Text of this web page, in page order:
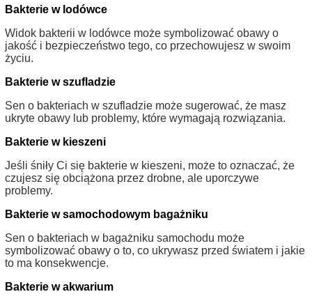
Bakterie w lodówce
Widok bakterii w lodówce może symbolizować obawy o
jakość i bezpieczeństwo tego, co przechowujesz w swoim
życiu.
Bakterie w szufladzie
Sen o bakteriach w szufladzie może sugerować, że masz
ukryte obawy lub problemy, które wymagają rozwiązania.
Bakterie w kieszeni
Jeśli śniły Ci się bakterie w kieszeni, może to oznaczać, że
czujesz się obciążona przez drobne, ale uporczywe
problemy.
Bakterie w samochodowym bagażniku
Sen o bakteriach w bagażniku samochodu może
symbolizować obawy o to, co ukrywasz przed światem i jakie
to ma konsekwencje.
Bakterie w akwarium